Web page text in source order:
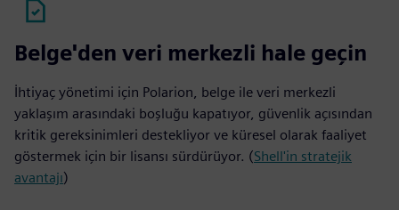
Belge'den veri merkezli hale geçin
İhtiyaç yönetimi için Polarion, belge ile veri merkezli
yaklaşım arasındaki boşluğu kapatıyor, güvenlik açısından
kritik gereksinimleri destekliyor ve küresel olarak faaliyet
göstermek için bir lisansı sürdürüyor. (Shell'in stratejik
avantajı)